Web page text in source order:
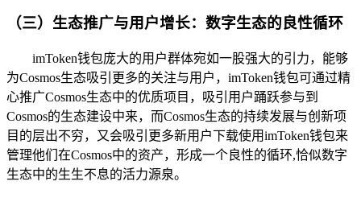
（三）生态推广与用户增长：数字生态的良性循环
imToken钱包庞大的用户群体宛如一股强大的引力，能够
为Cosmos生态吸引更多的关注与用户，imToken钱包可通过精
心推广Cosmos生态中的优质项目，吸引用户踊跃参与到
Cosmos的生态建设中来，而Cosmos生态的持续发展与创新项
目的层出不穷，又会吸引更多新用户下载使用imToken钱包来
管理他们在Cosmos中的资产，形成一个良性的循环,恰似数字
生态中的生生不息的活力源泉。